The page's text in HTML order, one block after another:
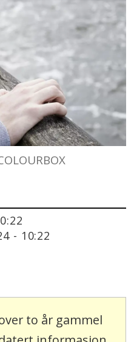
- 10:22
to år gammel